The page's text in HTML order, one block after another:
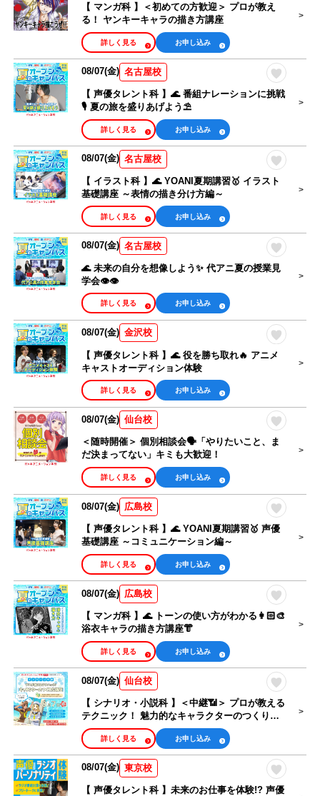
【 マンガ科 】＜初めての方歓迎＞ プロが教え
る！ ヤンキーキャラの描き方講座
お申し込み
詳しく見る
08/07(金) 名古屋校
【 声優タレント科 】🌊 番組ナレーションに挑戦
🎙 夏の旅を盛りあげよう⛱
お申し込み
詳しく見る
08/07(金) 名古屋校
【 イラスト科 】🌊 YOANI夏期講習🥇 イラスト
基礎講座 ～表情の描き分け方編～
お申し込み
詳しく見る
08/07(金) 名古屋校
🌊 未来の自分を想像しよう✨ 代アニ夏の授業見
学会👁👁
お申し込み
詳しく見る
08/07(金) 金沢校
【 声優タレント科 】🌊 役を勝ち取れ🔥 アニメ
キャストオーディション体験
お申し込み
詳しく見る
08/07(金) 仙台校
＜随時開催＞ 個別相談会🗣️「やりたいこと、ま
だ決まってない」キミも大歓迎！
お申し込み
詳しく見る
08/07(金) 広島校
【 声優タレント科 】🌊 YOANI夏期講習🥇 声優
基礎講座 ～コミュニケーション編～
お申し込み
詳しく見る
08/07(金) 広島校
【 マンガ科 】🌊 トーンの使い方がわかる👩🏻‍🎨
浴衣キャラの描き方講座👘
お申し込み
詳しく見る
08/07(金) 仙台校
【 シナリオ・小説科 】＜中継📶＞ プロが教える
テクニック！ 魅力的なキャラクターのつくり方
講座
お申し込み
詳しく見る
08/07(金) 東京校
【 声優タレント科 】未来のお仕事を体験!? 声優